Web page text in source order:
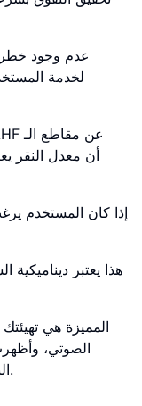
عدم وجود
لخدمة
إذا كان المستخدم
هذا يعتبر
البحث الصوتي يعتمد على البحث الصوتي.